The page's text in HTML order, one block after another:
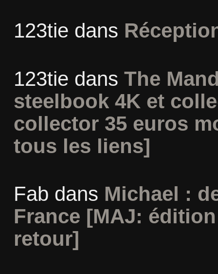
123tie dans
123tie dans The
steelbook 4K et
collector 35 euros
tous les liens]
Fab dans Michael :
France [MAJ:
retour]